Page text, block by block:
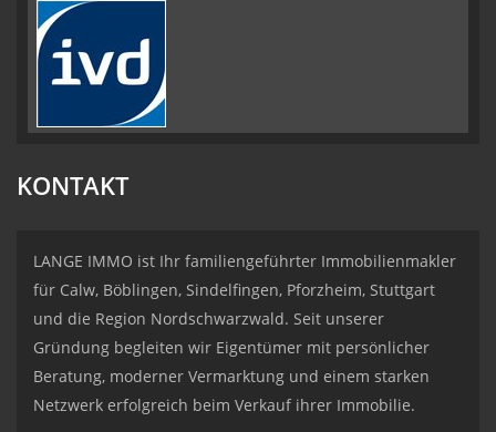
KONTAKT
LANGE IMMO ist Ihr familiengeführter Immobilienmakler
für Calw, Böblingen, Sindelfingen, Pforzheim, Stuttgart
und die Region Nordschwarzwald. Seit unserer
Gründung begleiten wir Eigentümer mit persönlicher
Beratung, moderner Vermarktung und einem starken
Netzwerk erfolgreich beim Verkauf ihrer Immobilie.